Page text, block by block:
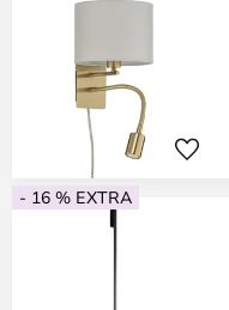
- 16 % EXTRA